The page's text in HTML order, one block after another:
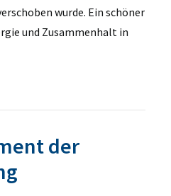
wurde. Ein schöner
und Zusammenhalt in
der